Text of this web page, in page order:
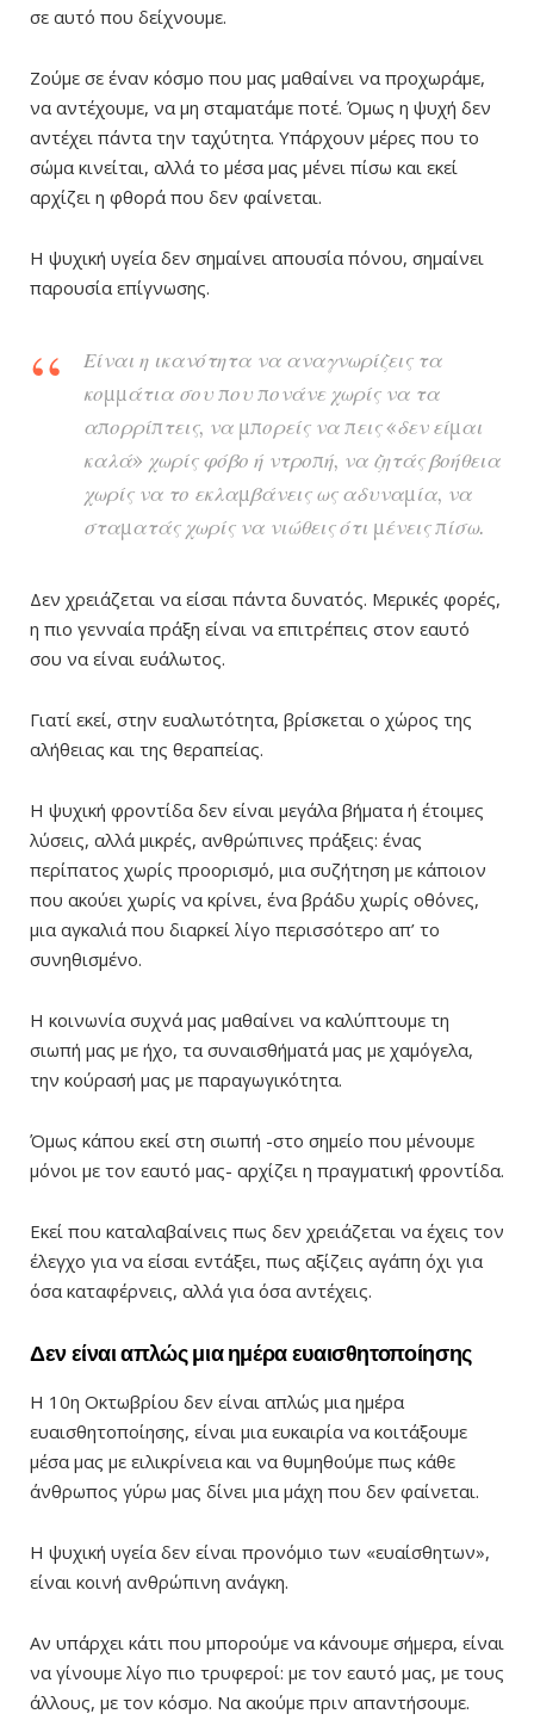
σε αυτό που δείχνουμε.
Ζούμε σε έναν κόσμο που μας μαθαίνει να προχωράμε,
να αντέχουμε, να μη σταματάμε ποτέ. Όμως η ψυχή δεν
αντέχει πάντα την ταχύτητα. Υπάρχουν μέρες που το
σώμα κινείται, αλλά το μέσα μας μένει πίσω και εκεί
αρχίζει η φθορά που δεν φαίνεται.
Η ψυχική υγεία δεν σημαίνει απουσία πόνου, σημαίνει
παρουσία επίγνωσης.
Είναι η ικανότητα να αναγνωρίζεις τα
κομμάτια σου που πονάνε χωρίς να τα
απορρίπτεις, να μπορείς να πεις «δεν είμαι
καλά» χωρίς φόβο ή ντροπή, να ζητάς βοήθεια
χωρίς να το εκλαμβάνεις ως αδυναμία, να
σταματάς χωρίς να νιώθεις ότι μένεις πίσω.
Δεν χρειάζεται να είσαι πάντα δυνατός. Μερικές φορές,
η πιο γενναία πράξη είναι να επιτρέπεις στον εαυτό
σου να είναι ευάλωτος.
Γιατί εκεί, στην ευαλωτότητα, βρίσκεται ο χώρος της
αλήθειας και της θεραπείας.
Η ψυχική φροντίδα δεν είναι μεγάλα βήματα ή έτοιμες
λύσεις, αλλά μικρές, ανθρώπινες πράξεις: ένας
περίπατος χωρίς προορισμό, μια συζήτηση με κάποιον
που ακούει χωρίς να κρίνει, ένα βράδυ χωρίς οθόνες,
μια αγκαλιά που διαρκεί λίγο περισσότερο απ’ το
συνηθισμένο.
Η κοινωνία συχνά μας μαθαίνει να καλύπτουμε τη
σιωπή μας με ήχο, τα συναισθήματά μας με χαμόγελα,
την κούρασή μας με παραγωγικότητα.
Όμως κάπου εκεί στη σιωπή -στο σημείο που μένουμε
μόνοι με τον εαυτό μας- αρχίζει η πραγματική φροντίδα.
Εκεί που καταλαβαίνεις πως δεν χρειάζεται να έχεις τον
έλεγχο για να είσαι εντάξει, πως αξίζεις αγάπη όχι για
όσα καταφέρνεις, αλλά για όσα αντέχεις.
Δεν είναι απλώς μια ημέρα ευαισθητοποίησης
Η 10η Οκτωβρίου δεν είναι απλώς μια ημέρα
ευαισθητοποίησης, είναι μια ευκαιρία να κοιτάξουμε
μέσα μας με ειλικρίνεια και να θυμηθούμε πως κάθε
άνθρωπος γύρω μας δίνει μια μάχη που δεν φαίνεται.
Η ψυχική υγεία δεν είναι προνόμιο των «ευαίσθητων»,
είναι κοινή ανθρώπινη ανάγκη.
Αν υπάρχει κάτι που μπορούμε να κάνουμε σήμερα, είναι
να γίνουμε λίγο πιο τρυφεροί: με τον εαυτό μας, με τους
άλλους, με τον κόσμο. Να ακούμε πριν απαντήσουμε.